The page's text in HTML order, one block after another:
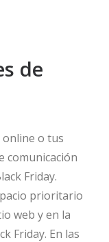
de
o tus
comunicación
Friday.
prioritario
web y en la
Friday. En las